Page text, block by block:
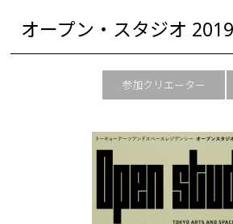
オープン・スタジオ
参加クリエーター